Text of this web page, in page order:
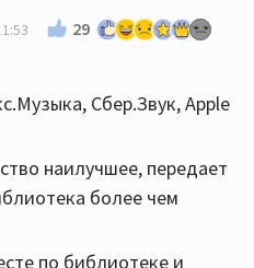
29
Сбер.Звук, Apple
наилучшее, передает
более чем
по библиотеке и